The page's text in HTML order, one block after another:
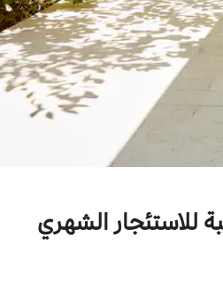
للاستئجار الشهري